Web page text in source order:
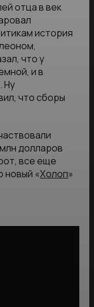
отца в век
история
что у
и в
Ну
что сборы
долларов
все еще
новый «Холоп»